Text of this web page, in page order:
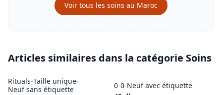
Voir tous les soins au Maroc
Articles similaires dans la catégorie Soins
Rituals-Taille unique-
Neuf sans étiquette
VENDU
0-0-Neuf avec étiquette